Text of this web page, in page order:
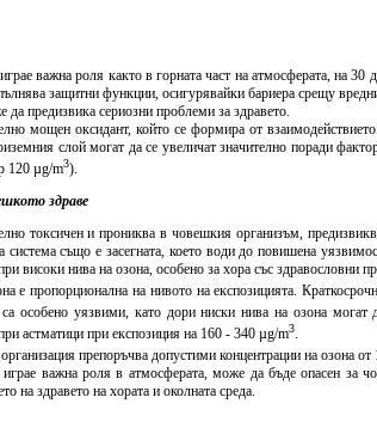
важна роля както в горната част на атмосферата, на
защитни функции, осигурявайки бариера срещу
да предизвика сериозни проблеми за здравето.
мощен оксидант, който се формира от
слой могат да се увеличат значително поради
120 µg/m3).
здраве
токсичен и прониква в човешкия организъм,
също е засегната, което води до повишена
високи нива на озона, особено за хора със здравословни
е пропорционална на нивото на експозицията.
са особено уязвими, като дори ниски нива на озона
астматици при експозиция на 160 - 340 µg/m3.
препоръчва допустими концентрации на озона
важна роля в атмосферата, може да бъде опасен за
на здравето на хората и околната среда.